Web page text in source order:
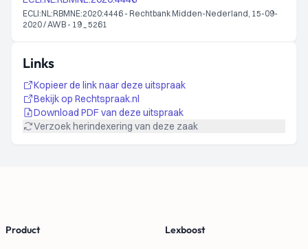
ECLI:NL:RBMNE:2020:4446 - Rechtbank Midden-Nederland, 15-09-
2020 / AWB - 19 _ 5261
Links
Kopieer de link naar deze uitspraak
Bekijk op Rechtspraak.nl
Download PDF van deze uitspraak
Verzoek herindexering van deze zaak
Product Lexboost